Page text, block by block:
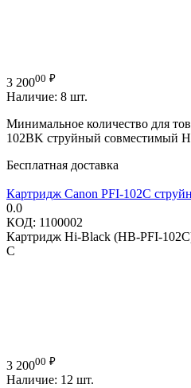
3 20000 ₽
Наличие: 8 шт.
Минимальное количество для
102BK струйный совместимый
Бесплатная доставка
Картридж Canon PFI-102C
0.0
КОД: 1100002
Картридж Hi-Black (HB-PFI-
C
3 20000 ₽
Наличие: 12 шт.